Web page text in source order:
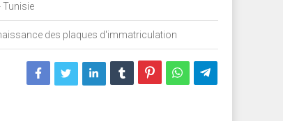
Tunisie
des plaques d'immatriculation